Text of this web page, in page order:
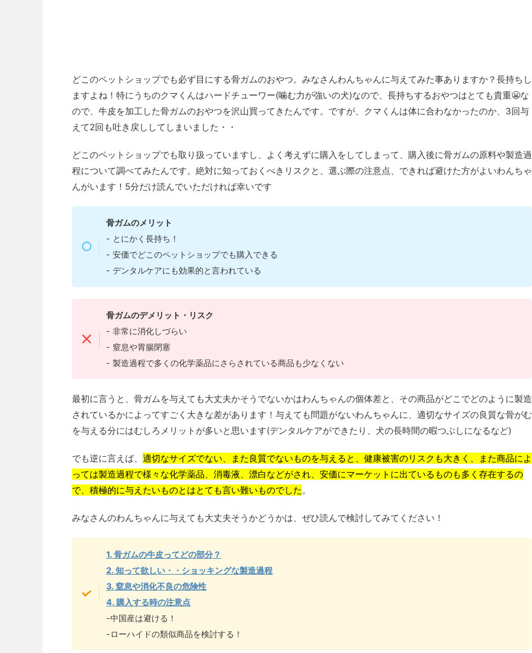
どこのペットショップでも必ず目にする骨ガムのおやつ。みなさんわんちゃんに与えてみた事ありますか？長持ちし
ますよね！特にうちのクマくんはハードチューワー(噛む力が強いの犬)なので、長持ちするおやつはとても貴重😬な
ので、牛皮を加工した骨ガムのおやつを沢山買ってきたんです。ですが、クマくんは体に合わなかったのか、3回与
えて2回も吐き戻ししてしまいました・・
どこのペットショップでも取り扱っていますし、よく考えずに購入をしてしまって、購入後に骨ガムの原料や製造過
程について調べてみたんです。絶対に知っておくべきリスクと、選ぶ際の注意点、できれば避けた方がよいわんちゃ
んがいます！5分だけ読んでいただければ幸いです
骨ガムのメリット
- とにかく長持ち！
- 安価でどこのペットショップでも購入できる
- デンタルケアにも効果的と言われている
骨ガムのデメリット・リスク
- 非常に消化しづらい
- 窒息や胃腸閉塞
- 製造過程で多くの化学薬品にさらされている商品も少なくない
最初に言うと、骨ガムを与えても大丈夫かそうでないかはわんちゃんの個体差と、その商品がどこでどのように製造
されているかによってすごく大きな差があります！与えても問題がないわんちゃんに、適切なサイズの良質な骨がむ
を与える分にはむしろメリットが多いと思います(デンタルケアができたり、犬の長時間の暇つぶしになるなど)
でも逆に言えば、 適切なサイズでない、また良質でないものを与えると、健康被害のリスクも大きく、また商品によ
っては製造過程で様々な化学薬品、消毒液、漂白などがされ、安価にマーケットに出ているものも多く存在するの
で、積極的に与えたいものとはとても言い難いものでした。
みなさんのわんちゃんに与えても大丈夫そうかどうかは、ぜひ読んで検討してみてください！
1. 骨ガムの牛皮ってどの部分？
2. 知って欲しい・・ショッキングな製造過程
3. 窒息や消化不良の危険性
4. 購入する時の注意点
-中国産は避ける！
-ローハイドの類似商品を検討する！